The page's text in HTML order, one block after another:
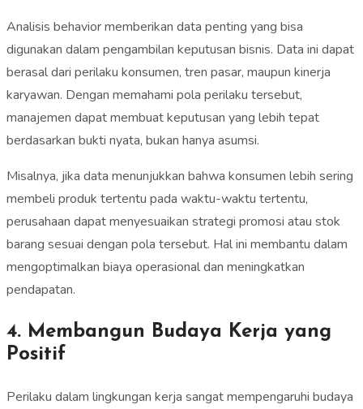
Analisis behavior memberikan data penting yang bisa
digunakan dalam pengambilan keputusan bisnis. Data ini dapat
berasal dari perilaku konsumen, tren pasar, maupun kinerja
karyawan. Dengan memahami pola perilaku tersebut,
manajemen dapat membuat keputusan yang lebih tepat
berdasarkan bukti nyata, bukan hanya asumsi.
Misalnya, jika data menunjukkan bahwa konsumen lebih sering
membeli produk tertentu pada waktu-waktu tertentu,
perusahaan dapat menyesuaikan strategi promosi atau stok
barang sesuai dengan pola tersebut. Hal ini membantu dalam
mengoptimalkan biaya operasional dan meningkatkan
pendapatan.
4. Membangun Budaya Kerja yang
Positif
Perilaku dalam lingkungan kerja sangat mempengaruhi budaya